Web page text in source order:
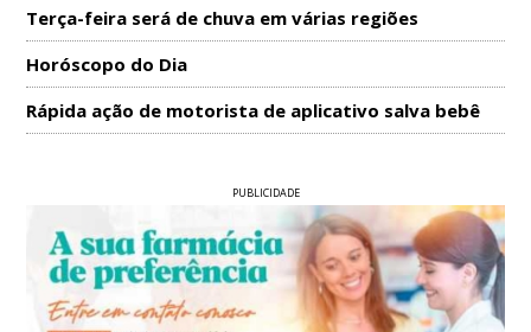
Terça-feira será de chuva em várias regiões
Horóscopo do Dia
Rápida ação de motorista de aplicativo salva bebê
PUBLICIDADE